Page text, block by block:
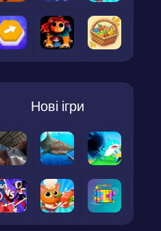
Нові ігри